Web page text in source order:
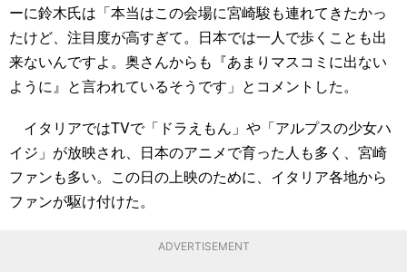
ーに鈴木氏は「本当はこの会場に宮崎駿も連れてきたかっ
たけど、注目度が高すぎて。日本では一人で歩くことも出
来ないんですよ。奥さんからも『あまりマスコミに出ない
ように』と言われているそうです」とコメントした。
イタリアではTVで「ドラえもん」や「アルプスの少女ハ
イジ」が放映され、日本のアニメで育った人も多く、宮崎
ファンも多い。この日の上映のために、イタリア各地から
ファンが駆け付けた。
ADVERTISEMENT